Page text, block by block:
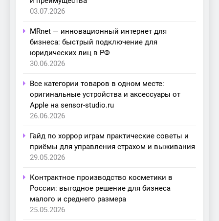
03.07.2026
MRnet — инновационный интернет для
бизнеса: быстрый подключение для
юридических лиц в РФ
30.06.2026
Все категории товаров в одном месте:
оригинальные устройства и аксессуары от
Apple на sensor-studio.ru
26.06.2026
Гайд по хоррор играм практические советы и
приёмы для управления страхом и выживания
29.05.2026
Контрактное производство косметики в
России: выгодное решение для бизнеса
малого и среднего размера
25.05.2026